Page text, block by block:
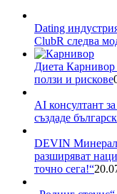
Dating
ClubR следва
Диета Карнивор
ползи и рискове
AI консултант
създаде
DEVIN
разширяват
точно сега!“